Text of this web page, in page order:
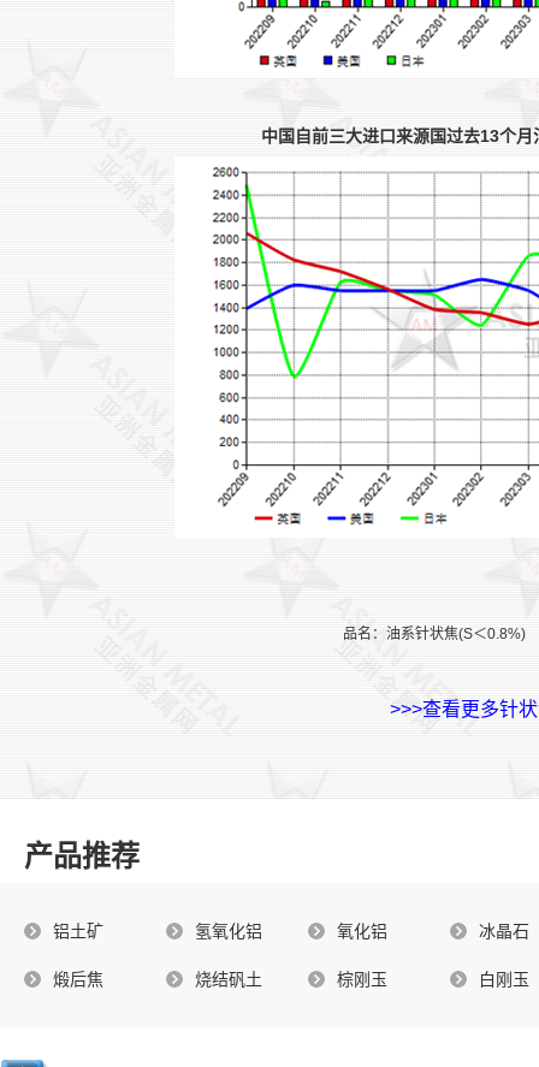
中国自前三大进口来源国过去13个
品名：油系针状焦(S＜
>>>查看更多针
产品推荐
铝土矿 氢氧化铝 氧化铝 冰晶石
煅后焦 烧结矾土 棕刚玉 白刚玉